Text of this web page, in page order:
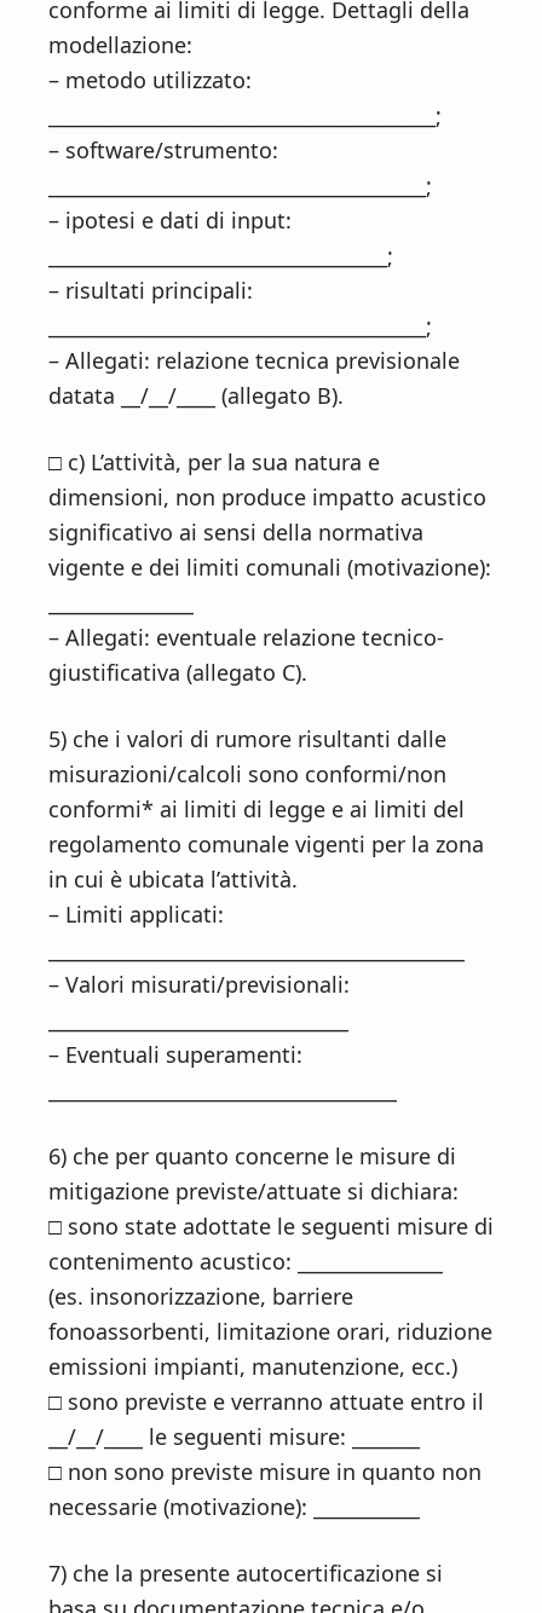
conforme ai limiti di legge. Dettagli della
modellazione:
– metodo utilizzato:
________________________________________;
– software/strumento:
_______________________________________;
– ipotesi e dati di input:
___________________________________;
– risultati principali:
_______________________________________;
– Allegati: relazione tecnica previsionale
datata __/__/____ (allegato B).
□ c) L’attività, per la sua natura e
dimensioni, non produce impatto acustico
significativo ai sensi della normativa
vigente e dei limiti comunali (motivazione):
– Allegati: eventuale relazione tecnico-
giustificativa (allegato C).
5) che i valori di rumore risultanti dalle
misurazioni/calcoli sono conformi/non
conformi* ai limiti di legge e ai limiti del
regolamento comunale vigenti per la zona
in cui è ubicata l’attività.
– Limiti applicati:
– Valori misurati/previsionali:
– Eventuali superamenti:
6) che per quanto concerne le misure di
mitigazione previste/attuate si dichiara:
□ sono state adottate le seguenti misure di
contenimento acustico: _______________
(es. insonorizzazione, barriere
fonoassorbenti, limitazione orari, riduzione
emissioni impianti, manutenzione, ecc.)
□ sono previste e verranno attuate entro il
__/__/____ le seguenti misure: _______
□ non sono previste misure in quanto non
necessarie (motivazione): ___________
7) che la presente autocertificazione si